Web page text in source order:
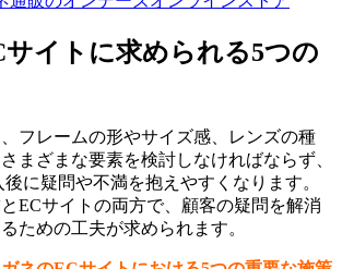
サイトに求められる5つの
フレームの形やサイズ感、レンズの種
まざまな要素を検討しなければならず、
に疑問や不満を抱えやすくなります。
ECサイトの両方で、顧客の疑問を解消
ための工夫が求められます。